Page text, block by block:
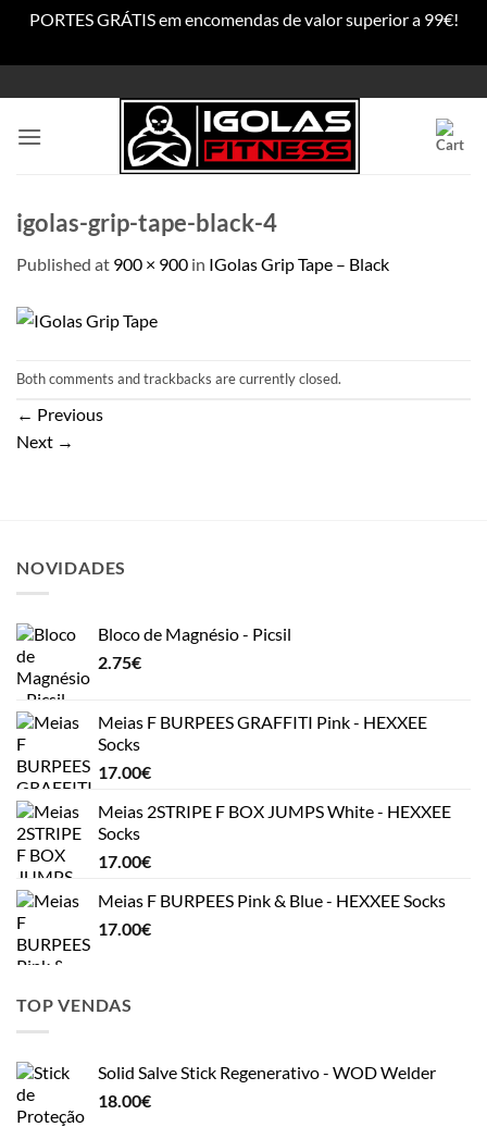
PORTES GRÁTIS em encomendas de valor superior a 99€!
to
content
igolas-grip-tape-black-4
Published at 900 × 900 in IGolas Grip Tape – Black
Both comments and trackbacks are currently closed.
← Previous
Next →
NOVIDADES
Bloco de Magnésio - Picsil
2.75€
Meias F BURPEES GRAFFITI Pink - HEXXEE
Socks
17.00€
Meias 2STRIPE F BOX JUMPS White - HEXXEE
Socks
17.00€
Meias F BURPEES Pink & Blue - HEXXEE Socks
17.00€
TOP VENDAS
Solid Salve Stick Regenerativo - WOD Welder
18.00€